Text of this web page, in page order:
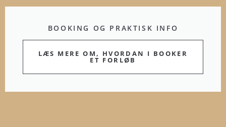
BOOKING OG PRAKTISK INFO
LÆS MERE OM, HVORDAN I BOOKER
ET FORLØB